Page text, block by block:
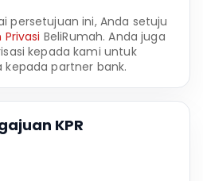
persetujuan ini, Anda setuju
Privasi BeliRumah. Anda juga
kepada kami untuk
partner bank.
KPR